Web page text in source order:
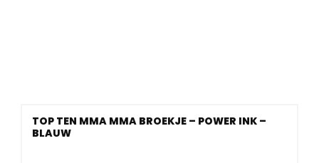
TOP TEN MMA MMA BROEKJE – POWER INK –
BLAUW